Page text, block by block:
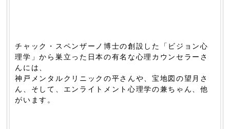
チャック・スペンザーノ博士の創設した「ビジョン心
理学」から巣立った日本の有名な心理カウンセラーさ
んには、
神戸メンタルクリニックの平さんや、宝地図の望月さ
ん、そして、エンライトメント心理学の兼ちゃん、他
がいます。